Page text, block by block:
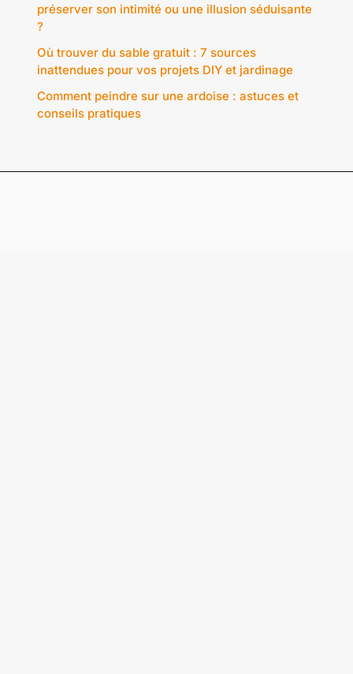
préserver son intimité ou une illusion séduisante
?
Où trouver du sable gratuit : 7 sources
inattendues pour vos projets DIY et jardinage
Comment peindre sur une ardoise : astuces et
conseils pratiques